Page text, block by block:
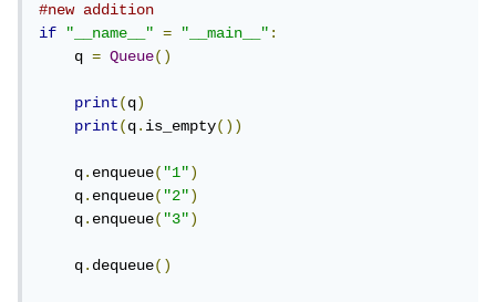
#new addition
if
"__name__" = "__main__":
    q
= Queue()
print(q)
print(q.is_empty())
    q
.enqueue("1")
    q
.enqueue("2")
    q
.enqueue("3")
    q
.dequeue()